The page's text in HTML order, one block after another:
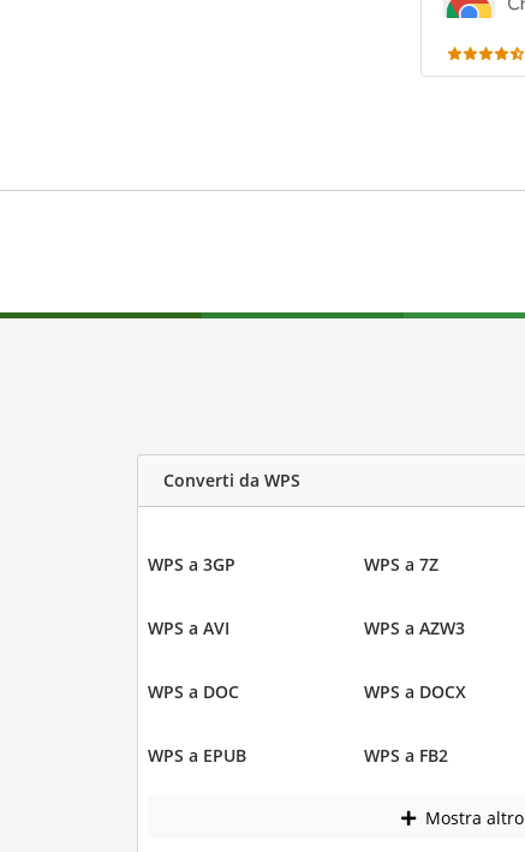
Converti da WPS
WPS a 3GP WPS a 7Z
WPS a AVI WPS a AZW3
WPS a DOC WPS a DOCX
WPS a EPUB WPS a FB2
Mostra altro